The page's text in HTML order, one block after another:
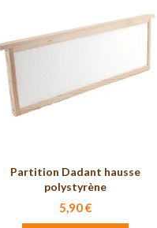
Partition Dadant hausse
polystyrène
5,90 €